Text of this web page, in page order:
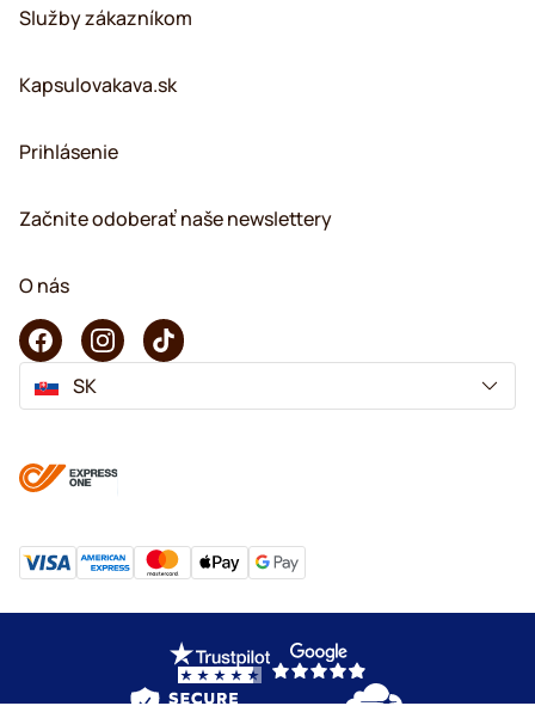
Služby zákazníkom
Kapsulovakava.sk
Prihlásenie
Začnite odoberať naše newslettery
O nás
SK